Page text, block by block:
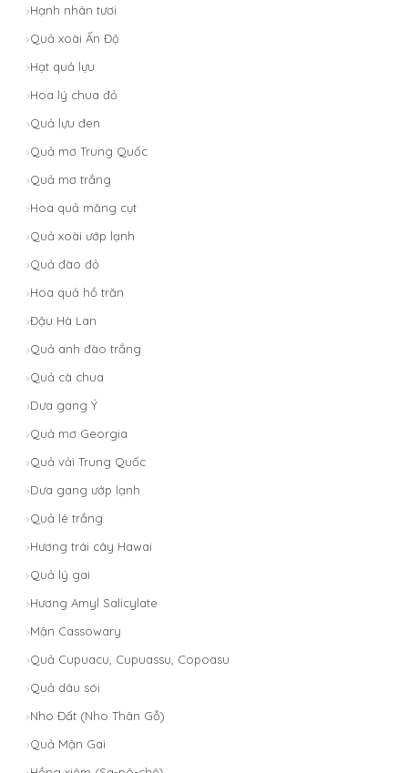
Hạnh nhân tươi
Quả xoài Ấn Độ
Hạt quả lựu
Hoa lý chua đỏ
Quả lựu đen
Quả mơ Trung Quốc
Quả mơ trắng
Hoa quả măng cụt
Quả xoài ướp lạnh
Quả đào đỏ
Hoa quả hồ trăn
Đậu Hà Lan
Quả anh đào trắng
Quả cà chua
Dưa gang Ý
Quả mơ Georgia
Quả vải Trung Quốc
Dưa gang ướp lạnh
Quả lê trắng
Hương trái cây Hawai
Quả lý gai
Hương Amyl Salicylate
Mận Cassowary
Quả Cupuacu, Cupuassu, Copoasu
Quả dâu sói
Nho Đất (Nho Thân Gỗ)
Quả Mận Gai